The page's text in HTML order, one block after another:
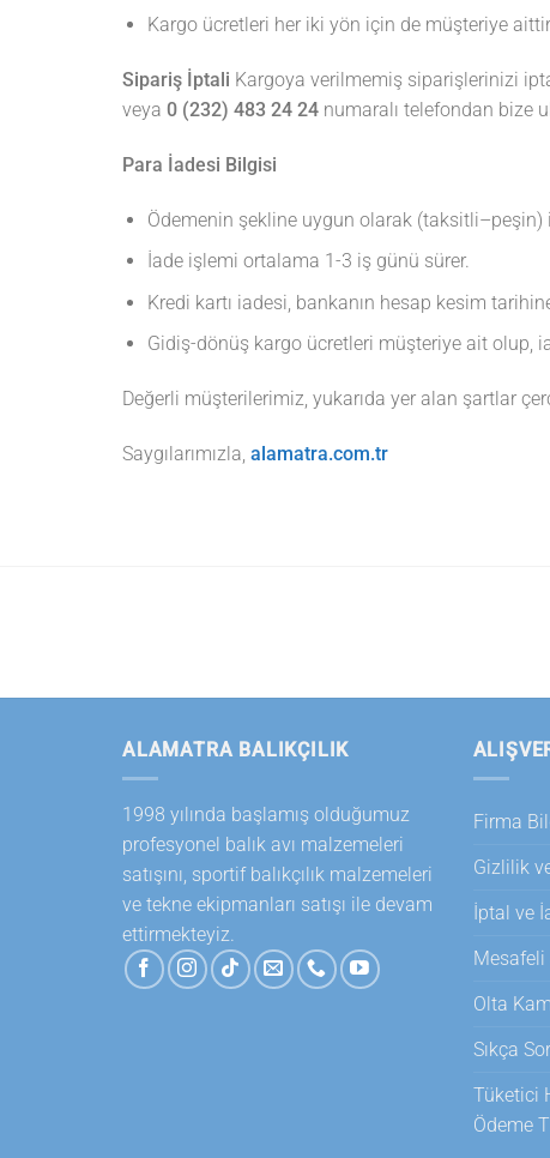
Kargo ücretleri her iki yön için de müşteriye
Sipariş İptali Kargoya verilmemiş siparişlerinizi
veya 0 (232) 483 24 24 numaralı telefondan bize
Para İadesi Bilgisi
Ödemenin şekline uygun olarak (taksitli–peşin)
İade işlemi ortalama 1-3 iş günü sürer.
Kredi kartı iadesi, bankanın hesap kesim
Gidiş-dönüş kargo ücretleri müşteriye ait olup,
Değerli müşterilerimiz, yukarıda yer alan şartlar
Saygılarımızla, alamatra.com.tr
ALAMATRA BALIKÇILIK
1998 yılında başlamış olduğumuz
profesyonel balık avı malzemeleri
satışını, sportif balıkçılık malzemeleri
ve tekne ekipmanları satışı ile devam
ettirmekteyiz.
Firma
Gizlilik
İptal ve
Mesafeli
Olta
Sıkça
Tüketici
Ödeme